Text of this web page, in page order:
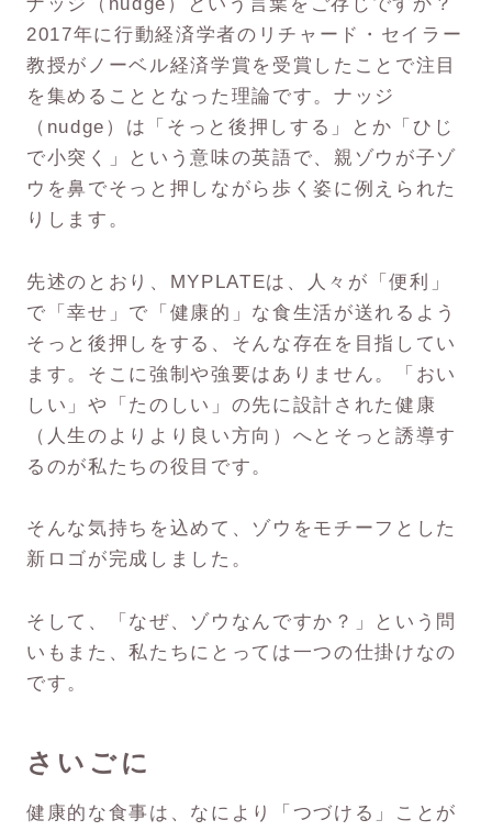
2017年に行動経済学者のリチャード・セイラー
教授がノーベル経済学賞を受賞したことで注目
を集めることとなった理論です。ナッジ
（nudge）は「そっと後押しする」とか「ひじ
で小突く」という意味の英語で、親ゾウが子ゾ
ウを鼻でそっと押しながら歩く姿に例えられた
りします。
先述のとおり、MYPLATEは、人々が「便利」
で「幸せ」で「健康的」な食生活が送れるよう
そっと後押しをする、そんな存在を目指してい
ます。そこに強制や強要はありません。「おい
しい」や「たのしい」の先に設計された健康
（人生のよりより良い方向）へとそっと誘導す
るのが私たちの役目です。
そんな気持ちを込めて、ゾウをモチーフとした
新ロゴが完成しました。
そして、「なぜ、ゾウなんですか？」という問
いもまた、私たちにとっては一つの仕掛けなの
です。
さいごに
健康的な食事は、なにより「つづける」ことが